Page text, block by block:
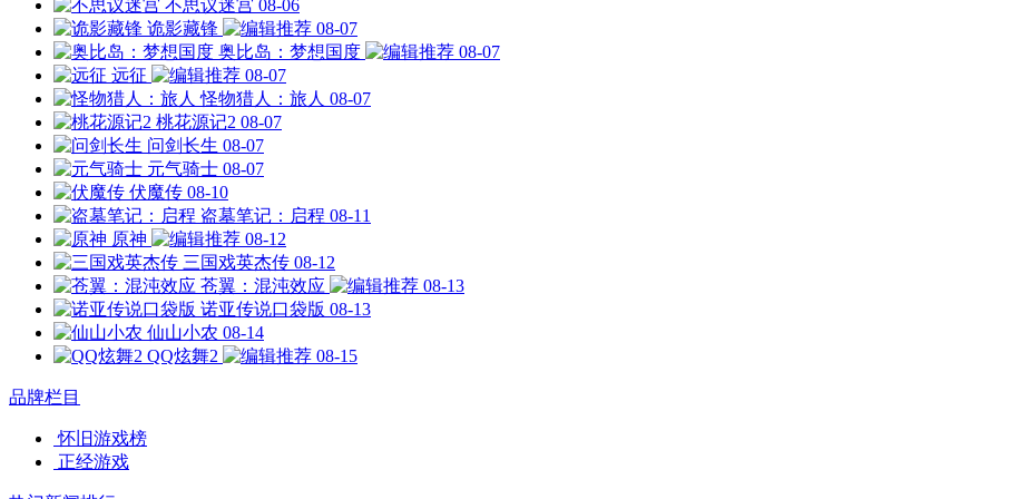
不思议迷宫 08-06
诡影藏锋
08-07
奥比岛：梦想国度
08-07
远征
08-07
怪物猎人：旅人 08-07
桃花源记2 08-07
问剑长生 08-07
元气骑士 08-07
伏魔传 08-10
盗墓笔记：启程 08-11
原神
08-12
三国戏英杰传 08-12
苍翼：混沌效应
08-13
诺亚传说口袋版 08-13
仙山小农 08-14
QQ炫舞2
08-15
品牌栏目
怀旧游戏榜
正经游戏